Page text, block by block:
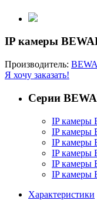
IP камеры
Производитель:
Я хочу заказать!
Серии
IP камеры
IP камеры
IP камеры
IP камеры
IP камеры
IP камеры
Характеристики